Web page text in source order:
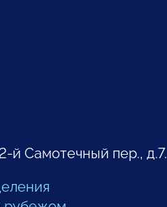
й Самотечный пер., д.7.